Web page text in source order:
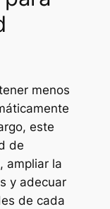
menos
este
de
ampliar la
y adecuar
de cada